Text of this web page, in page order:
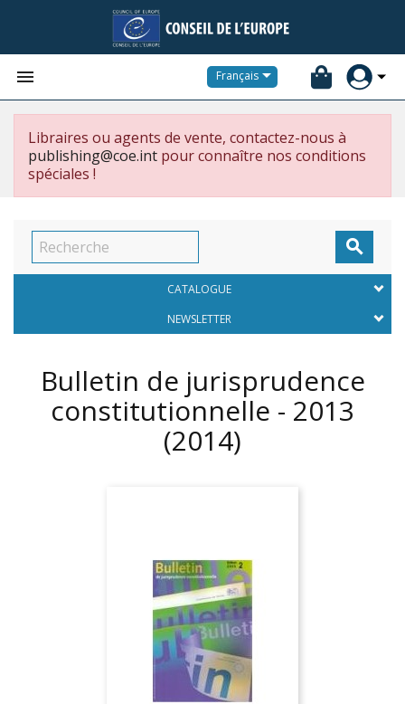
 Français
Libraires ou agents de vente, contactez-nous à
publishing@coe.int pour connaître nos conditions
spéciales !

CATALOGUE
NEWSLETTER
Bulletin de jurisprudence
constitutionnelle - 2013
(2014)